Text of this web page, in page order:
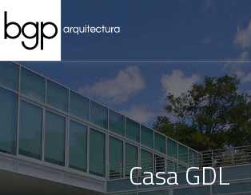
Casa GDL